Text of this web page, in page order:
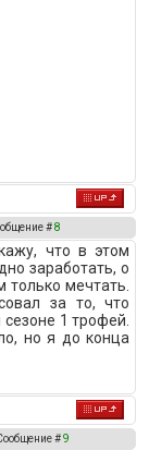
#8
что в этом
заработать, о
мечтать.
за то, что
1 трофей.
но я до конца
#9